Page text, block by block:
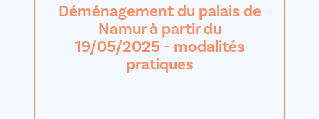
Déménagement du palais de
Namur à partir du
19/05/2025 - modalités
pratiques